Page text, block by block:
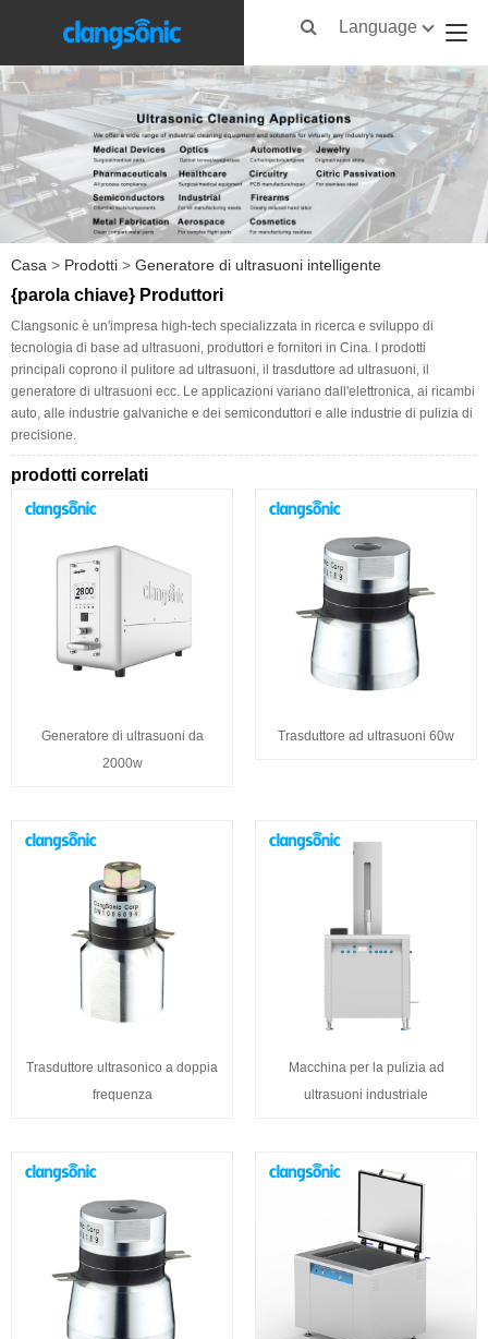
Language
Casa > Prodotti > Generatore di ultrasuoni intelligente
{parola chiave} Produttori
Clangsonic è un'impresa high-tech specializzata in ricerca e sviluppo di
tecnologia di base ad ultrasuoni, produttori e fornitori in Cina. I prodotti
principali coprono il pulitore ad ultrasuoni, il trasduttore ad ultrasuoni, il
generatore di ultrasuoni ecc. Le applicazioni variano dall'elettronica, ai ricambi
auto, alle industrie galvaniche e dei semiconduttori e alle industrie di pulizia di
precisione.
prodotti correlati
Generatore di ultrasuoni da
2000w
Trasduttore ad ultrasuoni 60w
Trasduttore ultrasonico a doppia
frequenza
Macchina per la pulizia ad
ultrasuoni industriale